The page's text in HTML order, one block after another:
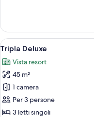
Deluxe,
vista
montagna
Apri
tutte
le
foto
per
Tripla
Deluxe
6
Tripla Deluxe
Vista resort
45 m²
1 camera
Per 3 persone
3 letti singoli